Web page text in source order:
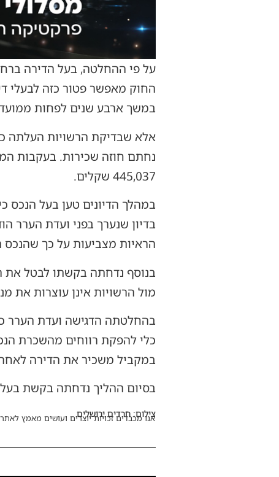
החוק מאפשר פטור כזה לבעלי
במשך ארבע שנים לפחות ממועד
אלא שבדיקת הרשויות העלתה
נחתם חוזה שכירות. בעקבות
445,037 שקלים.
במהלך הדיונים טען בעל הנכס
בדיון שנערך בפני ועדת הערר
הראיות מצביעות על כך שהנכס
מול הרשויות אינן עוצרות את
בהחלטתה הדגישה ועדת הערר
כלי להפקת רווחים מהשכרת
במקביל משכיר את הדירה
בסיום ההליך נדחתה בקשת בעל הנכס, והשומה
צילום: חרדים ירושלים
אנו מכבדים זכויות יוצרים ועושים מאמץ